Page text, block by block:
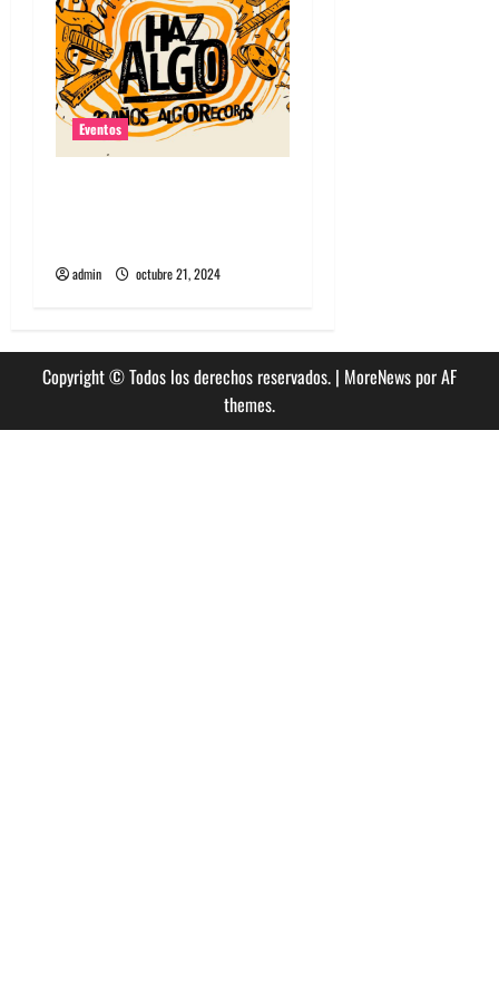
Eventos
admin octubre 21, 2024
Copyright © Todos los derechos reservados. | MoreNewspor AF
themes.